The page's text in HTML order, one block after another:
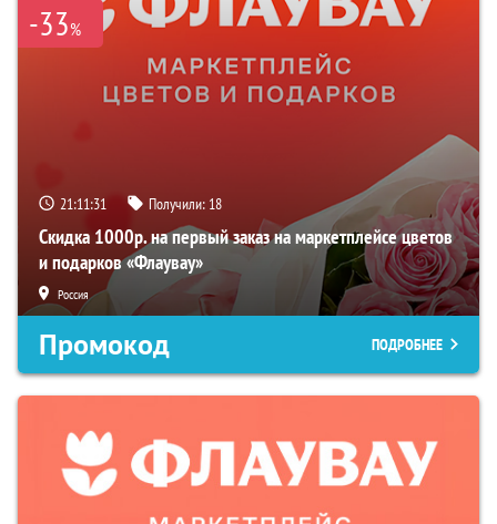
-33%
21:11:30 Получили: 18
Скидка 1000р. на первый заказ на маркетплейсе цветов
и подарков «Флаувау»
Россия
Промокод ПОДРОБНЕЕ